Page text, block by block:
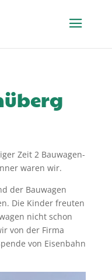
Zeit 2 Bauwagen-
waren wir.
der Bauwagen
Die Kinder freuten
nicht schon
von der Firma
von Eisenbahn